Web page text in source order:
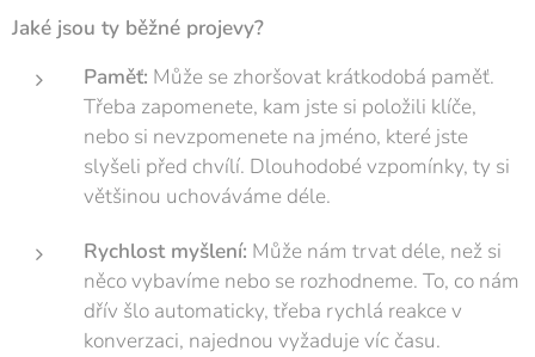
Jaké jsou ty běžné projevy?
Paměť: Může se zhoršovat krátkodobá paměť.
Třeba zapomenete, kam jste si položili klíče,
nebo si nevzpomenete na jméno, které jste
slyšeli před chvílí. Dlouhodobé vzpomínky, ty si
většinou uchováváme déle.
Rychlost myšlení: Může nám trvat déle, než si
něco vybavíme nebo se rozhodneme. To, co nám
dřív šlo automaticky, třeba rychlá reakce v
konverzaci, najednou vyžaduje víc času.